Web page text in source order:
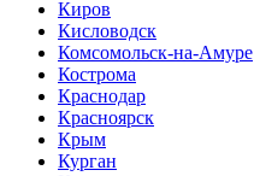
Киров
Кисловодск
Комсомольск-на-Амуре
Кострома
Краснодар
Красноярск
Крым
Курган